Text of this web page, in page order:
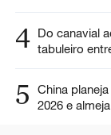
4 Do canavial
tabuleiro
5
China
2026 e